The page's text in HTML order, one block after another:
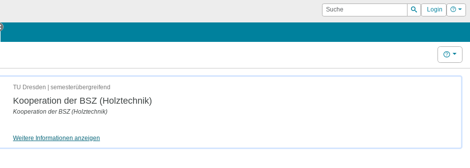
Suche
Suchen
Login Hilfe
Tab schließen
Hilfe
TU Dresden | semesterübergreifend
Kooperation der BSZ (Holztechnik)
Kooperation der BSZ (Holztechnik)
Weitere Informationen anzeigen